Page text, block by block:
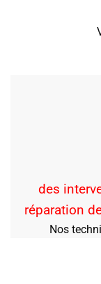
des
réparation
Nos